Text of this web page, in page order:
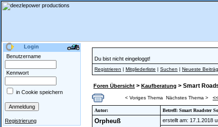
Login
Benutzername
Kennwort
in Cookie speichern
Registrierung
Du bist nicht eingeloggt!
Registrieren | Mitgliederliste | Suchen | Neueste
Foren Übersicht > Kaufberatung > Smart
< Voriges Thema Nächstes Thema > <<
Autor: Betreff: Smart Roadster
Orpheuß erstellt am: 17.1.2018